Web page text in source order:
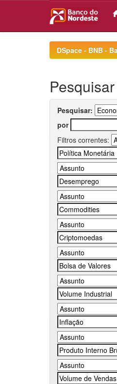
DSpace - BNB -
Pesquisar
Pesquisar:
por
Filtros correntes: